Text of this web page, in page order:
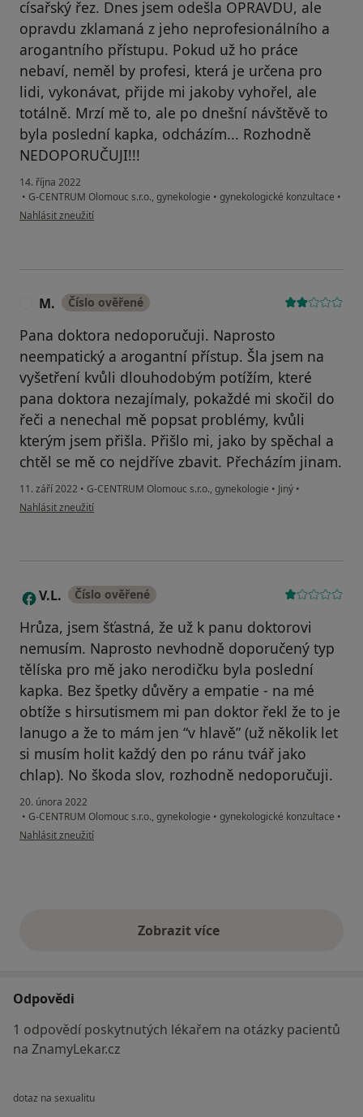
císařský řez. Dnes jsem odešla OPRAVDU, ale
opravdu zklamaná z jeho neprofesionálního a
arogantního přístupu. Pokud už ho práce
nebaví, neměl by profesi, která je určena pro
lidi, vykonávat, přijde mi jakoby vyhořel, ale
totálně. Mrzí mě to, ale po dnešní návštěvě to
byla poslední kapka, odcházím... Rozhodně
NEDOPORUČUJI!!!
14. října 2022
• G-CENTRUM Olomouc s.r.o., gynekologie • gynekologické konzultace •
podle názoru uživatele E. I. N.
Nahlásit zneužití
M. Číslo ověřené
Pana doktora nedoporučuji. Naprosto
neempatický a arogantní přístup. Šla jsem na
vyšetření kvůli dlouhodobým potížím, které
pana doktora nezajímaly, pokaždé mi skočil do
řeči a nenechal mě popsat problémy, kvůli
kterým jsem přišla. Přišlo mi, jako by spěchal a
chtěl se mě co nejdříve zbavit. Přecházím jinam.
11. září 2022 • G-CENTRUM Olomouc s.r.o., gynekologie • Jiný •
podle názoru uživatele M.
Nahlásit zneužití
V V.L. Číslo ověřené
Hrůza, jsem šťastná, že už k panu doktorovi
nemusím. Naprosto nevhodně doporučený typ
tělíska pro mě jako nerodičku byla poslední
kapka. Bez špetky důvěry a empatie - na mé
obtíže s hirsutismem mi pan doktor řekl že to je
lanugo a že to mám jen “v hlavě” (už několik let
si musím holit každý den po ránu tvář jako
chlap). No škoda slov, rozhodně nedoporučuji.
20. února 2022
• G-CENTRUM Olomouc s.r.o., gynekologie • gynekologické konzultace •
podle názoru uživatele V.L.
Nahlásit zneužití
Zobrazit vícevýše uvedené názory
Odpovědi
1 odpovědí poskytnutých lékařem na otázky pacientů
na ZnamyLekar.cz
dotaz na sexualitu